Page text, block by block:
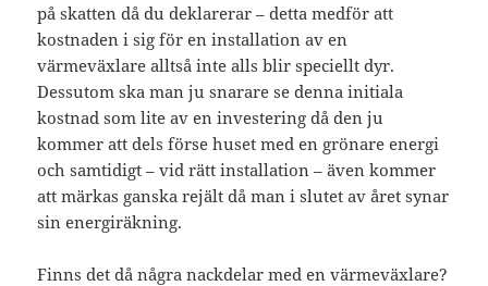
på skatten då du deklarerar – detta medför att
kostnaden i sig för en installation av en
värmeväxlare alltså inte alls blir speciellt dyr.
Dessutom ska man ju snarare se denna initiala
kostnad som lite av en investering då den ju
kommer att dels förse huset med en grönare energi
och samtidigt – vid rätt installation – även kommer
att märkas ganska rejält då man i slutet av året synar
sin energiräkning.
Finns det då några nackdelar med en värmeväxlare?